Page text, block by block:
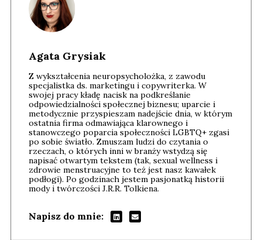
Agata Grysiak
Z wykształcenia neuropsycholożka, z zawodu
specjalistka ds. marketingu i copywriterka. W
swojej pracy kładę nacisk na podkreślanie
odpowiedzialności społecznej biznesu; uparcie i
metodycznie przyspieszam nadejście dnia, w którym
ostatnia firma odmawiająca klarownego i
stanowczego poparcia społeczności LGBTQ+ zgasi
po sobie światło. Zmuszam ludzi do czytania o
rzeczach, o których inni w branży wstydzą się
napisać otwartym tekstem (tak, sexual wellness i
zdrowie menstruacyjne to też jest nasz kawałek
podłogi). Po godzinach jestem pasjonatką historii
mody i twórczości J.R.R. Tolkiena.
Napisz do mnie: